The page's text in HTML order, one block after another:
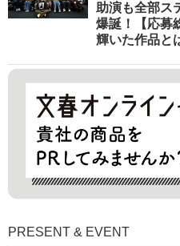
助演も全部ス
爆誕！【応募
輝いた作品と
PRESENT & EVENT